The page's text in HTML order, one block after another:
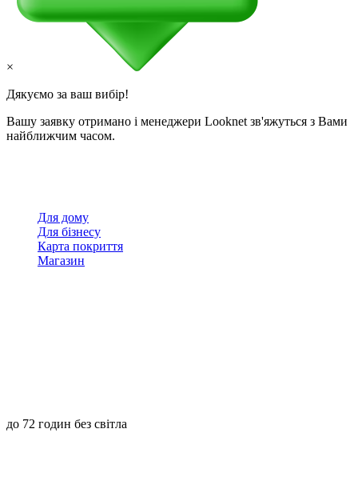
×
Дякуємо за ваш вибір!
Вашу заявку отримано і менеджери Looknet зв'яжуться з Вами
найближчим часом.
Для дому
Для бізнесу
Карта покриття
Магазин
до 72 годин без світла